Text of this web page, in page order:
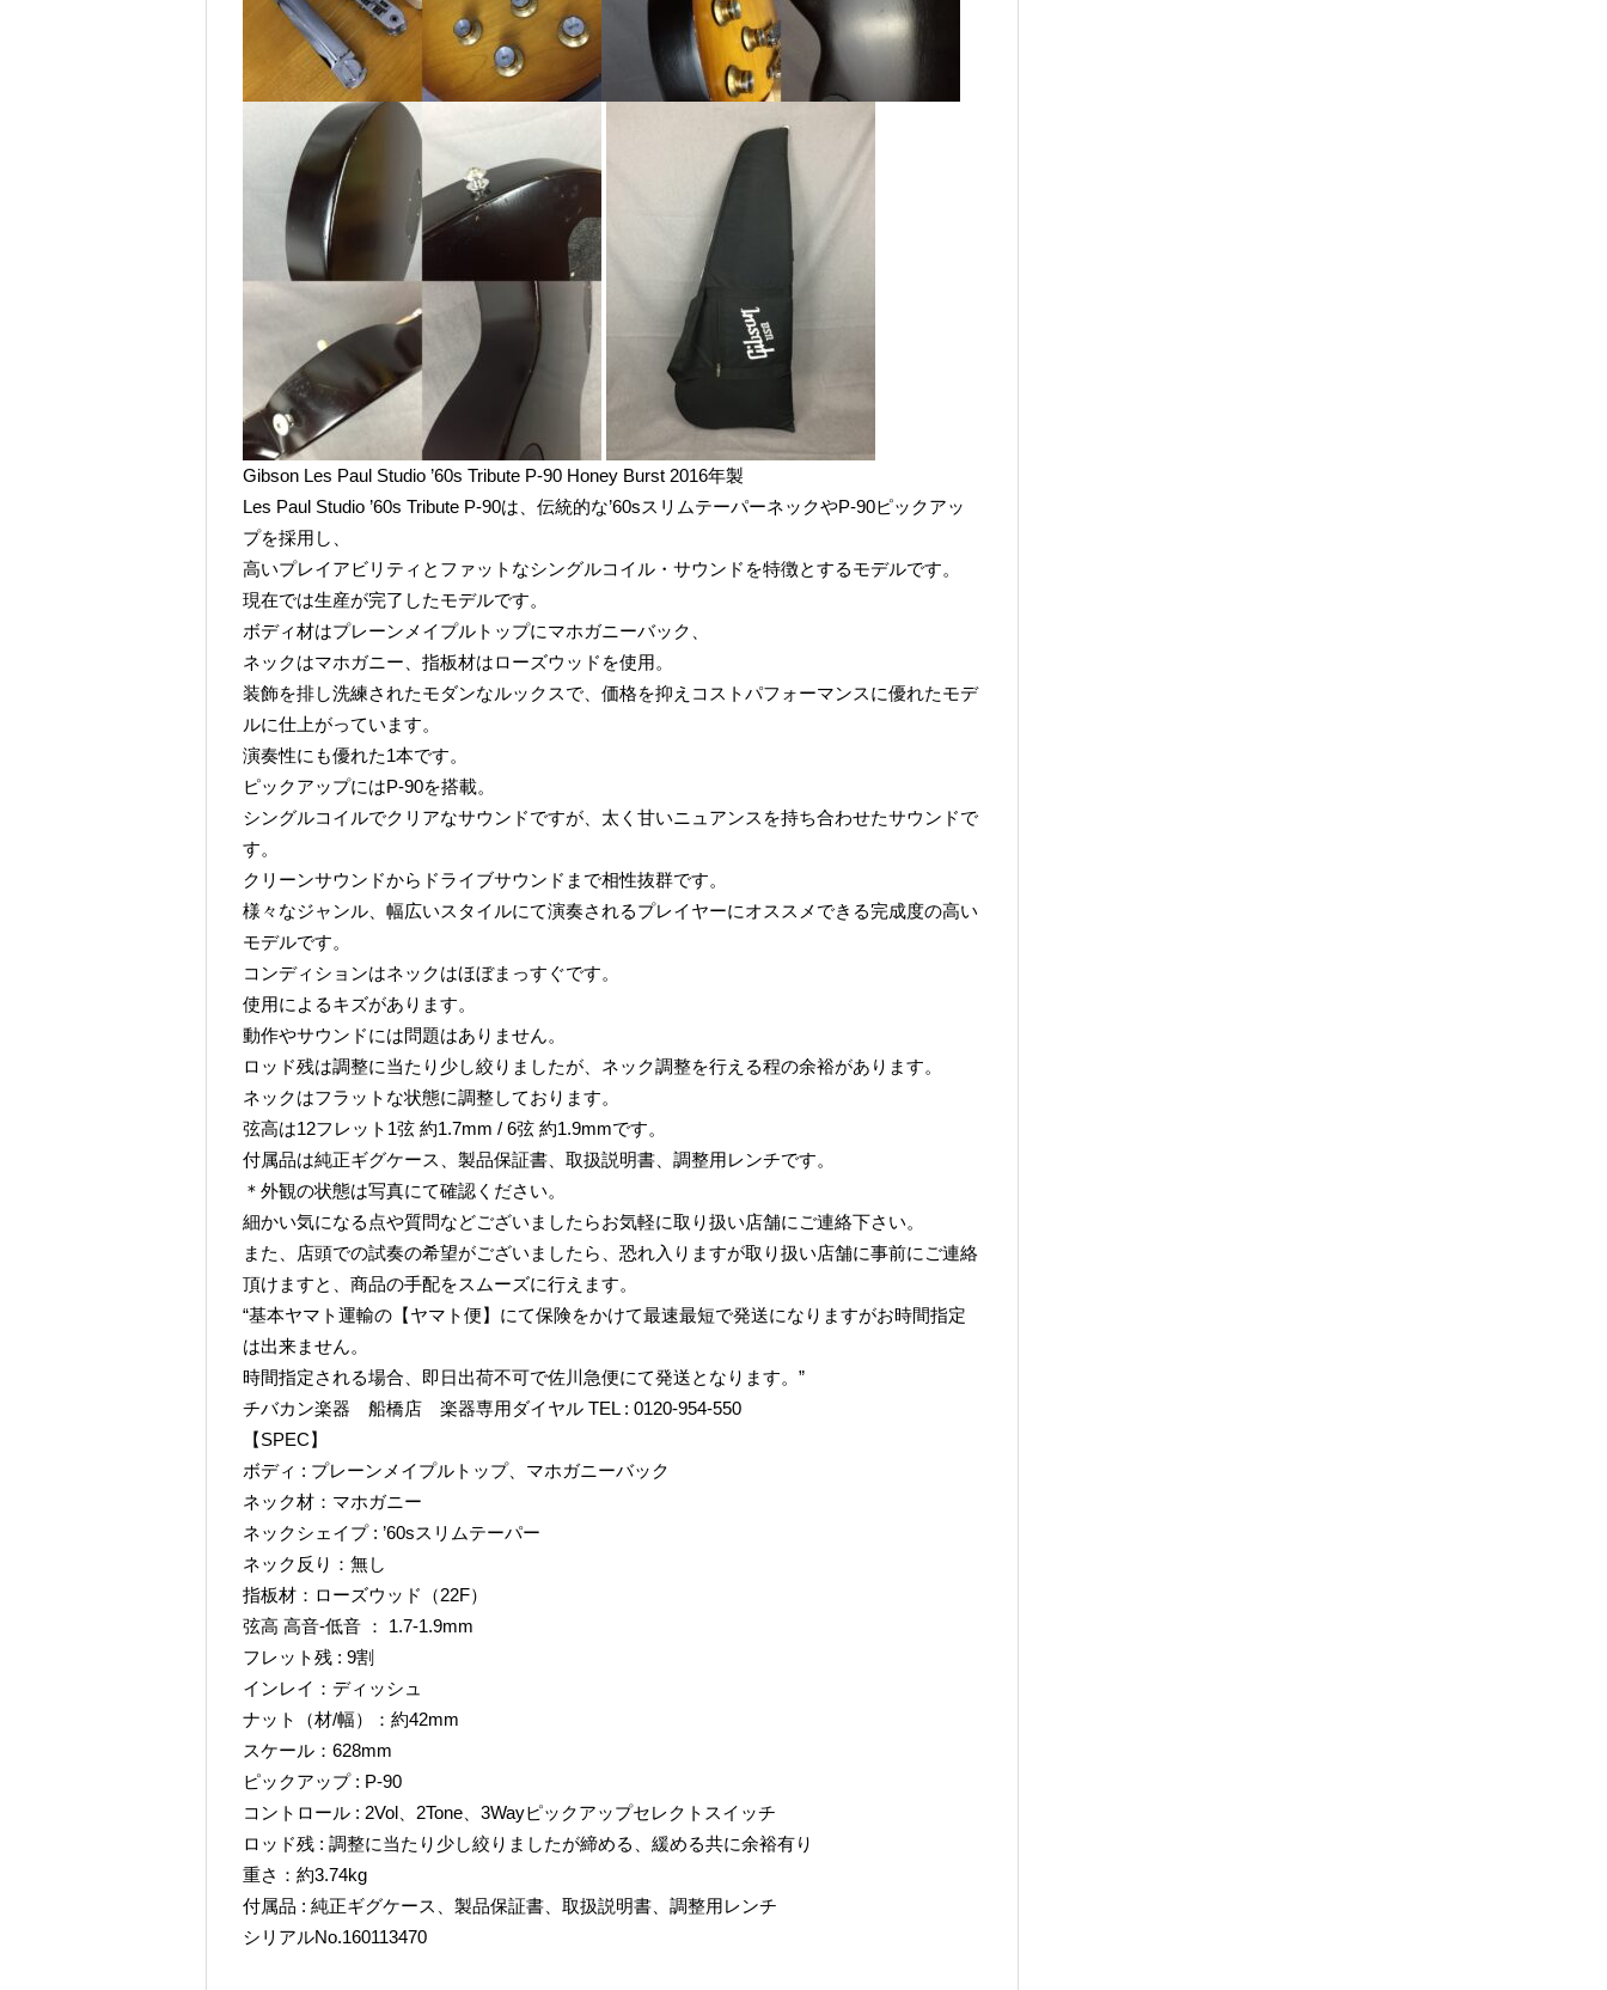
Gibson Les Paul Studio ’60s Tribute P-90 Honey Burst 2016年製
Les Paul Studio ’60s Tribute P-90は、伝統的な’60sスリムテーパーネックやP-90ピックアッ
プを採用し、
高いプレイアビリティとファットなシングルコイル・サウンドを特徴とするモデルです。
現在では生産が完了したモデルです。
ボディ材はプレーンメイプルトップにマホガニーバック、
ネックはマホガニー、指板材はローズウッドを使用。
装飾を排し洗練されたモダンなルックスで、価格を抑えコストパフォーマンスに優れたモデ
ルに仕上がっています。
演奏性にも優れた1本です。
ピックアップにはP-90を搭載。
シングルコイルでクリアなサウンドですが、太く甘いニュアンスを持ち合わせたサウンドで
す。
クリーンサウンドからドライブサウンドまで相性抜群です。
様々なジャンル、幅広いスタイルにて演奏されるプレイヤーにオススメできる完成度の高い
モデルです。
コンディションはネックはほぼまっすぐです。
使用によるキズがあります。
動作やサウンドには問題はありません。
ロッド残は調整に当たり少し絞りましたが、ネック調整を行える程の余裕があります。
ネックはフラットな状態に調整しております。
弦高は12フレット1弦 約1.7mm / 6弦 約1.9mmです。
付属品は純正ギグケース、製品保証書、取扱説明書、調整用レンチです。
＊外観の状態は写真にて確認ください。
細かい気になる点や質問などございましたらお気軽に取り扱い店舗にご連絡下さい。
また、店頭での試奏の希望がございましたら、恐れ入りますが取り扱い店舗に事前にご連絡
頂けますと、商品の手配をスムーズに行えます。
“基本ヤマト運輸の【ヤマト便】にて保険をかけて最速最短で発送になりますがお時間指定
は出来ません。
時間指定される場合、即日出荷不可で佐川急便にて発送となります。”
チバカン楽器 船橋店 楽器専用ダイヤル TEL : 0120-954-550
【SPEC】
ボディ : プレーンメイプルトップ、マホガニーバック
ネック材：マホガニー
ネックシェイプ : ’60sスリムテーパー
ネック反り：無し
指板材：ローズウッド（22F）
弦高 高音-低音 ： 1.7-1.9mm
フレット残 : 9割
インレイ：ディッシュ
ナット（材/幅）：約42mm
スケール：628mm
ピックアップ : P-90
コントロール : 2Vol、2Tone、3Wayピックアップセレクトスイッチ
ロッド残 : 調整に当たり少し絞りましたが締める、緩める共に余裕有り
重さ：約3.74kg
付属品 : 純正ギグケース、製品保証書、取扱説明書、調整用レンチ
シリアルNo.160113470